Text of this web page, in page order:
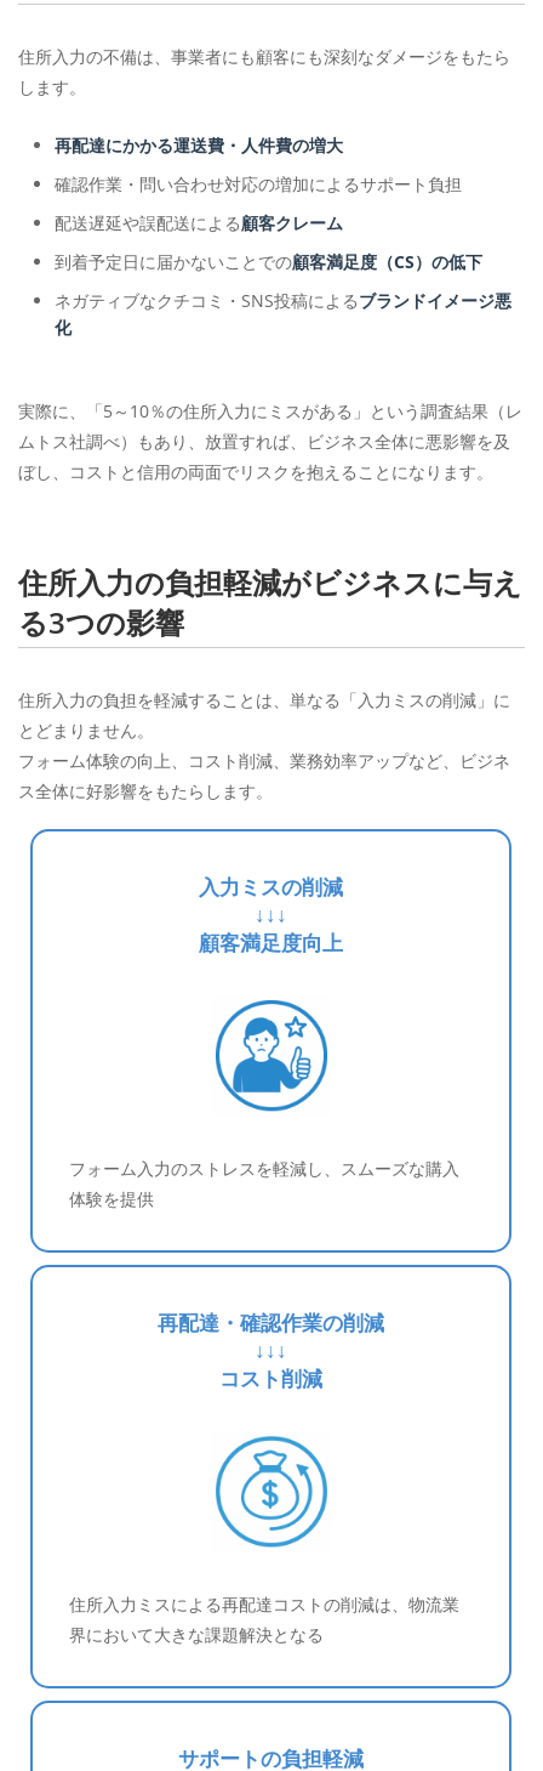
住所入力の不備は、事業者にも顧客にも深刻なダメージをもたら
します。
再配達にかかる運送費・人件費の増大
確認作業・問い合わせ対応の増加によるサポート負担
配送遅延や誤配送による顧客クレーム
到着予定日に届かないことでの顧客満足度（CS）の低下
ネガティブなクチコミ・SNS投稿によるブランドイメージ悪
化
実際に、「5～10％の住所入力にミスがある」という調査結果（レ
ムトス社調べ）もあり、放置すれば、ビジネス全体に悪影響を及
ぼし、コストと信用の両面でリスクを抱えることになります。
住所入力の負担軽減がビジネスに与え
る3つの影響
住所入力の負担を軽減することは、単なる「入力ミスの削減」に
とどまりません。
フォーム体験の向上、コスト削減、業務効率アップなど、ビジネ
ス全体に好影響をもたらします。
入力ミスの削減
↓↓↓
顧客満足度向上
フォーム入力のストレスを軽減し、スムーズな購入
体験を提供
再配達・確認作業の削減
↓↓↓
コスト削減
住所入力ミスによる再配達コストの削減は、物流業
界において大きな課題解決となる
サポートの負担軽減